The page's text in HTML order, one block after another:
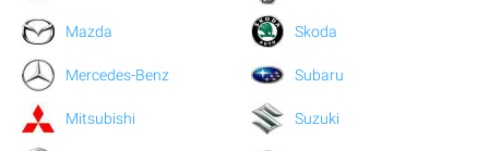
Mazda
Mercedes-Benz
Mitsubishi
Skoda
Subaru
Suzuki